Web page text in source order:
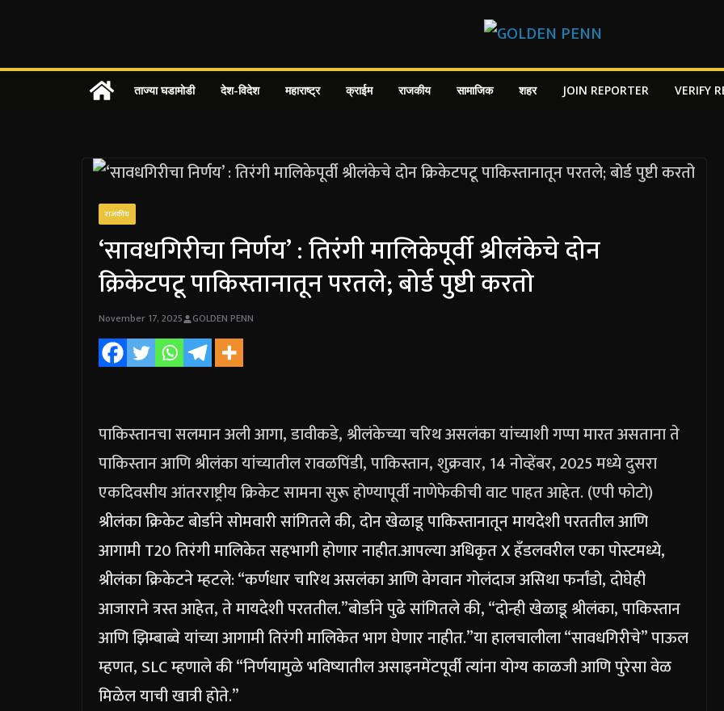
content
ताज्या घडामोडी देश-विदेश महाराष्ट्र क्राईम राजकीय सामाजिक शहर JOIN REPORTER VERIFY
राजकीय
‘सावधगिरीचा निर्णय’ : तिरंगी मालिकेपूर्वी श्रीलंकेचे दोन
क्रिकेटपटू पाकिस्तानातून परतले; बोर्ड पुष्टी करतो
November 17, 2025 GOLDEN PENN
पाकिस्तानचा सलमान अली आगा, डावीकडे, श्रीलंकेच्या चरिथ असलंका यांच्याशी गप्पा मारत असताना ते
पाकिस्तान आणि श्रीलंका यांच्यातील रावळपिंडी, पाकिस्तान, शुक्रवार, 14 नोव्हेंबर, 2025 मध्ये दुसरा
एकदिवसीय आंतरराष्ट्रीय क्रिकेट सामना सुरू होण्यापूर्वी नाणेफेकीची वाट पाहत आहेत. (एपी फोटो)
श्रीलंका क्रिकेट बोर्डाने सोमवारी सांगितले की, दोन खेळाडू पाकिस्तानातून मायदेशी परततील आणि
आगामी T20 तिरंगी मालिकेत सहभागी होणार नाहीत.आपल्या अधिकृत X हँडलवरील एका पोस्टमध्ये,
श्रीलंका क्रिकेटने म्हटले: “कर्णधार चारिथ असलंका आणि वेगवान गोलंदाज असिथा फर्नांडो, दोघेही
आजाराने त्रस्त आहेत, ते मायदेशी परततील.”बोर्डाने पुढे सांगितले की, “दोन्ही खेळाडू श्रीलंका, पाकिस्तान
आणि झिम्बाब्वे यांच्या आगामी तिरंगी मालिकेत भाग घेणार नाहीत.”या हालचालीला “सावधगिरीचे” पाऊल
म्हणत, SLC म्हणाले की “निर्णयामुळे भविष्यातील असाइनमेंटपूर्वी त्यांना योग्य काळजी आणि पुरेसा वेळ
मिळेल याची खात्री होते.”